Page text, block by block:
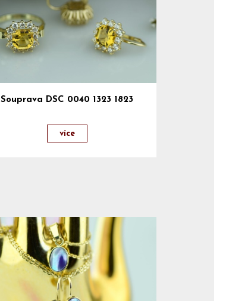
Souprava DSC 0040 1323 1823
více